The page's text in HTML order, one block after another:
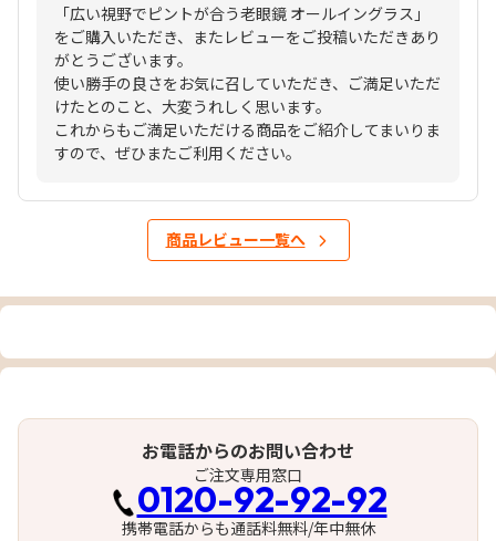
「広い視野でピントが合う老眼鏡 オールイングラス」
をご購入いただき、またレビューをご投稿いただきあり
がとうございます。
使い勝手の良さをお気に召していただき、ご満足いただ
けたとのこと、大変うれしく思います。
これからもご満足いただける商品をご紹介してまいりま
すので、ぜひまたご利用ください。
商品レビュー一覧へ
お電話からのお問い合わせ
ご注文専用窓口
0120-92-92-92
携帯電話からも通話料無料/年中無休